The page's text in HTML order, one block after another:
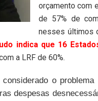
orçamento com
de 57% de
nesses últimos
indica que 16
a LRF de 60%.
o
despesas